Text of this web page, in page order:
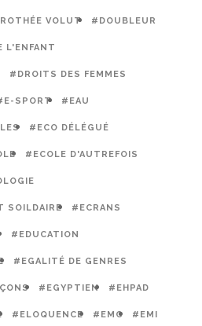
VOLUT #DOUBLEUR
L'ENFANT
#DROITS DES FEMMES
SPORT #EAU
#ECO DÉLÉGUÉ
#ECOLE D'AUTREFOIS
SOILDAIRE #ECRANS
#EDUCATION
#EGALITÉ DE GENRES
#EGYPTIEN #EHPAD
#ELOQUENCE #EMC #EMI